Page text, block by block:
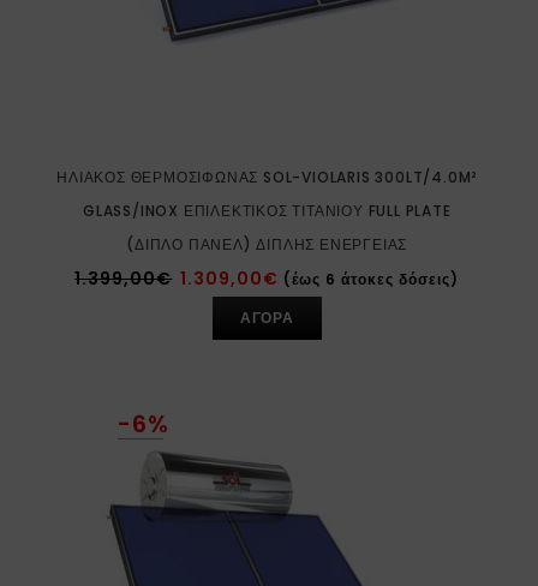
ΗΛΙΑΚΌΣ ΘΕΡΜΟΣΊΦΩΝΑΣ SOL-VIOLARIS 300LT/4.0M²
GLASS/INOX ΕΠΙΛΕΚΤΙΚΌΣ ΤΙΤΑΝΊΟΥ FULL PLATE
(ΔΙΠΛΌ ΠΆΝΕΛ) ΔΙΠΛΉΣ ΕΝΈΡΓΕΙΑΣ
1.399,00€ 1.309,00€ (έως 6 άτοκες δόσεις)
ΑΓΟΡΑ
-6%